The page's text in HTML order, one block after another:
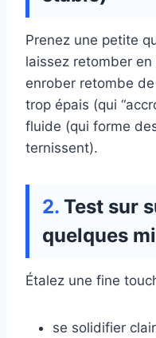
Prenez une petite
laissez retomber
enrober retombe
trop épais (qui
fluide (qui forme
ternissent).
Test sur
quelques
Étalez une fine
se solidifier